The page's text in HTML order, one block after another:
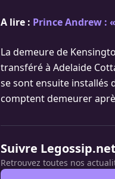
A lire : Prince Andrew :
La demeure de
transféré à Adelaide
se sont ensuite installés
comptent demeurer
Suivre Legossip.net
Retrouvez toutes nos